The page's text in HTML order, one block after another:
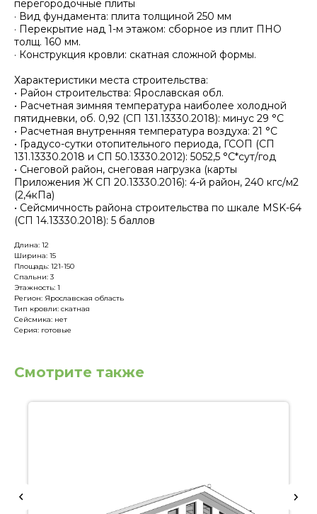
перегородочные плиты
· Вид фундамента: плита толщиной 250 мм
· Перекрытие над 1-м этажом: сборное из плит ПНО
толщ. 160 мм.
· Конструкция кровли: скатная сложной формы.
Характеристики места строительства:
• Район строительства: Ярославская обл.
• Расчетная зимняя температура наиболее холодной
пятидневки, об. 0,92 (СП 131.13330.2018): минус 29 °С
• Расчетная внутренняя температура воздуха: 21 °С
• Градусо-сутки отопительного периода, ГСОП (СП
131.13330.2018 и СП 50.13330.2012): 5052,5 °С*сут/год
• Снеговой район, снеговая нагрузка (карты
Приложения Ж СП 20.13330.2016): 4-й район, 240 кгс/м2
(2,4кПа)
• Сейсмичность района строительства по шкале MSK-64
(СП 14.13330.2018): 5 баллов
Длина: 12
Ширина: 15
Площадь: 121-150
Спальни: 3
Этажность: 1
Регион: Ярославская область
Тип кровли: скатная
Сейсмика: нет
Серия: готовые
Смотрите также